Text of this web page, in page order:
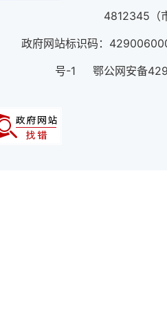
4812345（
政府网站标识码：
号-1 鄂公网安备